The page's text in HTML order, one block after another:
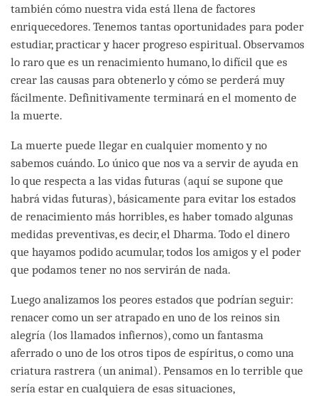
también cómo nuestra vida está llena de factores
enriquecedores. Tenemos tantas oportunidades para poder
estudiar, practicar y hacer progreso espiritual. Observamos
lo raro que es un renacimiento humano, lo difícil que es
crear las causas para obtenerlo y cómo se perderá muy
fácilmente. Definitivamente terminará en el momento de
la muerte.
La muerte puede llegar en cualquier momento y no
sabemos cuándo. Lo único que nos va a servir de ayuda en
lo que respecta a las vidas futuras (aquí se supone que
habrá vidas futuras), básicamente para evitar los estados
de renacimiento más horribles, es haber tomado algunas
medidas preventivas, es decir, el Dharma. Todo el dinero
que hayamos podido acumular, todos los amigos y el poder
que podamos tener no nos servirán de nada.
Luego analizamos los peores estados que podrían seguir:
renacer como un ser atrapado en uno de los reinos sin
alegría (los llamados infiernos), como un fantasma
aferrado o uno de los otros tipos de espíritus, o como una
criatura rastrera (un animal). Pensamos en lo terrible que
sería estar en cualquiera de esas situaciones,